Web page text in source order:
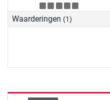
Waarderingen (1)